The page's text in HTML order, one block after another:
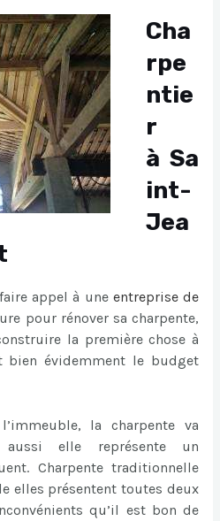
Cha
rpe
ntie
r
à Sa
int-
Jea
appel à une entreprise de
pour rénover sa charpente,
la première chose à
bien évidemment le budget
la charpente va
elle représente un
Charpente traditionnelle
elles présentent toutes deux
qu’il est bon de